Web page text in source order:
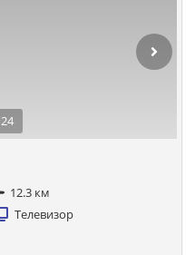
12.3 км
Телевизор